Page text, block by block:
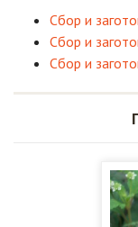
Сбор и
Сбор и
Сбор и